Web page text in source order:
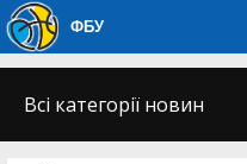
ФБУ
Всі категорії новин